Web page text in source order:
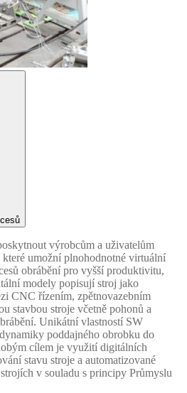
výrobcům a uživatelům
umožní plnohodnotné virtuální
obrábění pro vyšší produktivitu,
modely popisují stroj jako
CNC řízením, zpětnovazebním
stavbou stroje včetně pohonů a
Unikátní vlastností SW
poddajného obrobku do
cílem je využití digitálních
stavu stroje a automatizované
v souladu s principy Průmyslu